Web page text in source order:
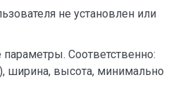
не установлен или
Соответственно:
ширина, высота, минимально